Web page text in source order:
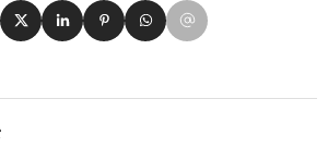
su Facebook
Condividi su X
Condividi su LinkedIn
Condividi su Pinterest
Condividi su WhatsApp
Condividi su Email